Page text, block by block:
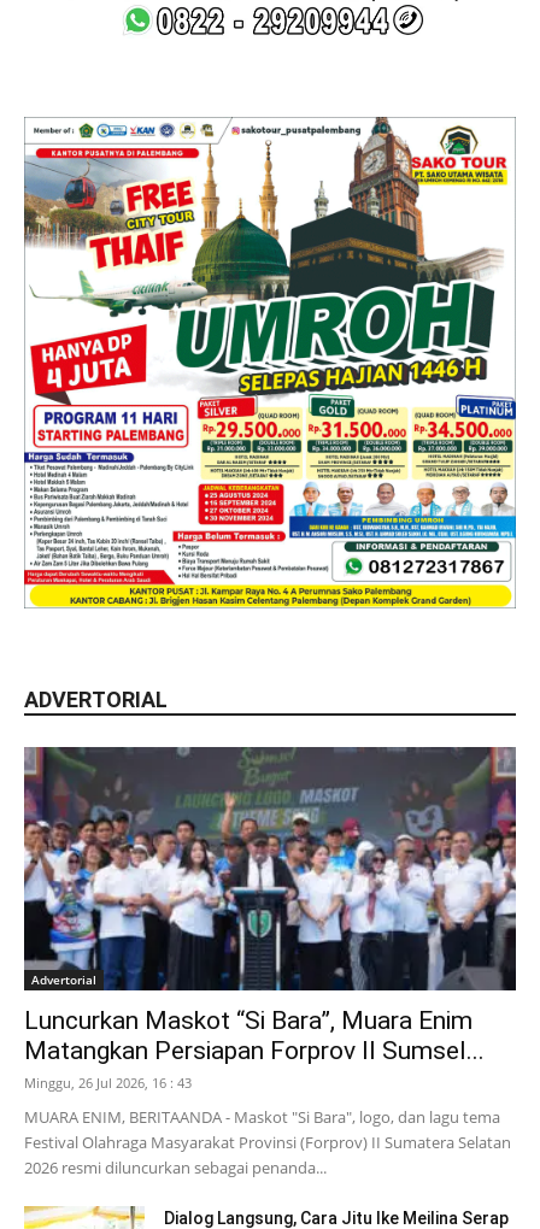
ADVERTORIAL
Advertorial
Luncurkan Maskot “Si Bara”, Muara Enim
Matangkan Persiapan Forprov II Sumsel...
Minggu, 26 Jul 2026, 16 : 43
MUARA ENIM, BERITAANDA - Maskot "Si Bara", logo, dan lagu tema
Festival Olahraga Masyarakat Provinsi (Forprov) II Sumatera Selatan
2026 resmi diluncurkan sebagai penanda...
Dialog Langsung, Cara Jitu Ike Meilina Serap